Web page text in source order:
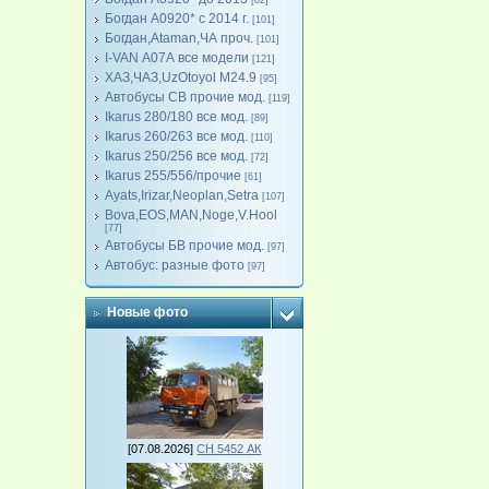
Богдан А0920* с 2014 г. [101]
Богдан,Ataman,ЧА проч. [101]
I-VAN А07А все модели [121]
ХАЗ,ЧАЗ,UzOtoyol M24.9 [95]
Автобусы СВ прочие мод. [119]
Ikarus 280/180 все мод. [89]
Ikarus 260/263 все мод. [110]
Ikarus 250/256 все мод. [72]
Ikarus 255/556/прочие [61]
Ayats,Irizar,Neoplan,Setra [107]
Bova,EOS,MAN,Noge,V.Hool
[77]
Автобусы БВ прочие мод. [97]
Автобус: разные фото [97]
Новые фото
[07.08.2026]СН 5452 АК